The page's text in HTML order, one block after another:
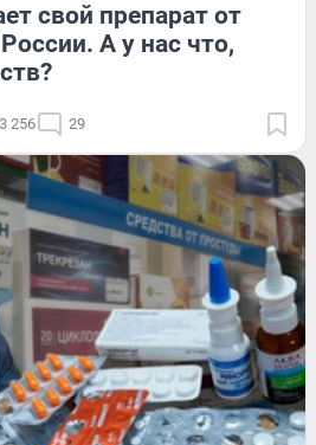
свой препарат от
А у нас что,
3 256 29